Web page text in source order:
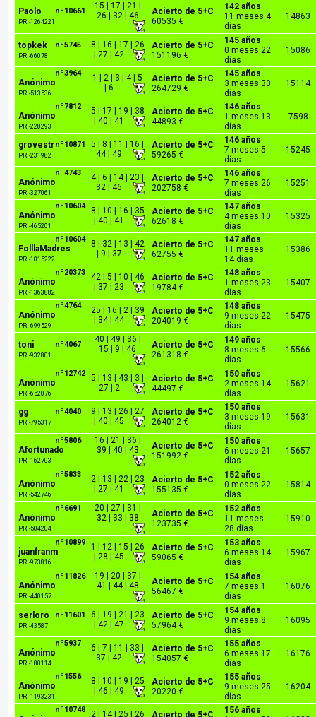
nº10661
Paolo
PRI-1264221
15 | 17 | 21 |
26 | 32 | 46
Acierto de 5+C
60535 €
142 años
11 meses 4
días
14863
nº5745
topkek
PRI-66078
8 | 16 | 17 | 26
| 27 | 42
Acierto de 5+C
151196 €
145 años
0 meses 22
días
15086
nº3964
Anónimo
PRI-513536
1 | 2 | 3 | 4 | 5
| 6
Acierto de 5+C
264729 €
145 años
3 meses 30
días
15114
nº7812
Anónimo
PRI-228293
5 | 17 | 19 | 38
| 40 | 41
Acierto de 5+C
44893 €
146 años
1 meses 13
días
7598
nº10871
grovestr
PRI-231982
5 | 8 | 11 | 16 |
44 | 49
Acierto de 5+C
59265 €
146 años
7 meses 5
días
15245
nº4743
Anónimo
PRI-327061
4 | 6 | 14 | 23 |
32 | 46
Acierto de 5+C
202758 €
146 años
7 meses 26
días
15251
nº10604
Anónimo
PRI-465201
8 | 10 | 16 | 35
| 40 | 41
Acierto de 5+C
62618 €
147 años
4 meses 10
días
15325
nº10604
FolllaMadres
PRI-1015222
8 | 32 | 13 | 42
| 9 | 37
Acierto de 5+C
62755 €
147 años
11 meses
14 días
15386
nº20373
Anónimo
PRI-1363882
42 | 5 | 10 | 46
| 37 | 23
Acierto de 5+C
19784 €
148 años
1 meses 23
días
15407
nº4764
Anónimo
PRI-699529
25 | 16 | 2 | 39
| 34 | 44
Acierto de 5+C
204019 €
148 años
9 meses 22
días
15475
nº4067
toni
PRI-932801
40 | 49 | 36 |
15 | 9 | 46
Acierto de 5+C
261318 €
149 años
8 meses 6
días
15566
nº12742
Anónimo
PRI-652076
5 | 13 | 43 | 3 |
27 | 2
Acierto de 5+C
44497 €
150 años
2 meses 14
días
15621
nº4040
gg
PRI-795317
9 | 13 | 26 | 27
| 40 | 45
Acierto de 5+C
264012 €
150 años
3 meses 19
días
15631
nº5806
Afortunado
PRI-162703
16 | 21 | 36 |
39 | 40 | 43
Acierto de 5+C
151992 €
150 años
6 meses 21
días
15657
nº5833
Anónimo
PRI-542746
2 | 13 | 22 | 23
| 27 | 41
Acierto de 5+C
155135 €
152 años
0 meses 22
días
15814
nº6691
Anónimo
PRI-504204
20 | 27 | 31 |
32 | 33 | 38
Acierto de 5+C
123735 €
152 años
11 meses
28 días
15910
nº10899
juanfranm
PRI-973816
1 | 12 | 15 | 26
| 28 | 45
Acierto de 5+C
59065 €
153 años
6 meses 14
días
15967
nº11826
Anónimo
PRI-440157
19 | 20 | 37 |
41 | 44 | 48
Acierto de 5+C
56467 €
154 años
7 meses 1
días
16076
nº11601
serloro
PRI-43587
6 | 19 | 21 | 23
| 42 | 47
Acierto de 5+C
57964 €
154 años
9 meses 8
días
16095
nº5937
Anónimo
PRI-180114
6 | 7 | 11 | 33 |
37 | 42
Acierto de 5+C
154057 €
155 años
6 meses 17
días
16176
nº1556
Anónimo
PRI-1193231
8 | 10 | 19 | 25
| 46 | 49
Acierto de 5+C
20220 €
155 años
9 meses 25
días
16204
nº10748 2 | 14 | 25 | 26
156 años